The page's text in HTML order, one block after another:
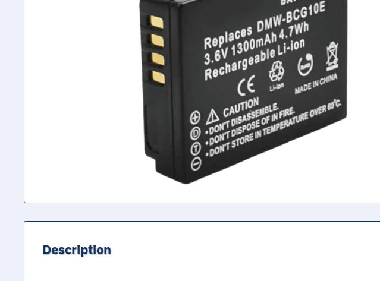
Description